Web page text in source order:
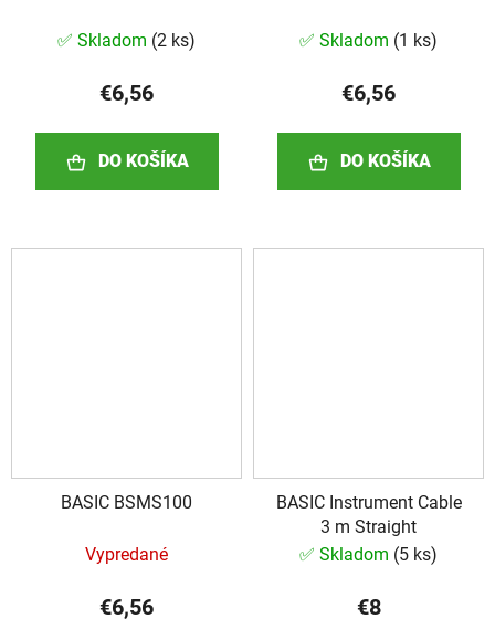
✅ Skladom (2 ks)
€6,56
DO KOŠÍKA
✅ Skladom (1 ks)
€6,56
DO KOŠÍKA
BASIC BSMS100
Vypredané
€6,56
BASIC Instrument Cable
3 m Straight
✅ Skladom (5 ks)
€8